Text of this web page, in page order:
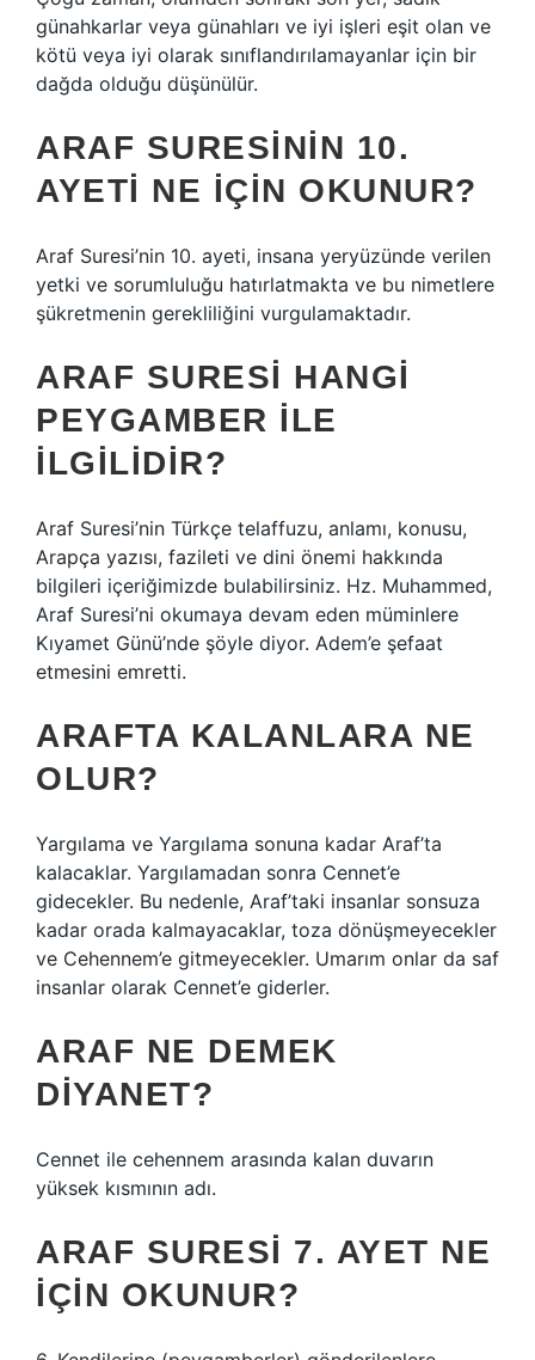
günahkarlar veya günahları ve iyi işleri eşit olan ve
kötü veya iyi olarak sınıflandırılamayanlar için bir
dağda olduğu düşünülür.
ARAF SURESININ 10.
AYETI NE IÇIN OKUNUR?
Araf Suresi’nin 10. ayeti, insana yeryüzünde verilen
yetki ve sorumluluğu hatırlatmakta ve bu nimetlere
şükretmenin gerekliliğini vurgulamaktadır.
ARAF SURESI HANGI
PEYGAMBER ILE
ILGILIDIR?
Araf Suresi’nin Türkçe telaffuzu, anlamı, konusu,
Arapça yazısı, fazileti ve dini önemi hakkında
bilgileri içeriğimizde bulabilirsiniz. Hz. Muhammed,
Araf Suresi’ni okumaya devam eden müminlere
Kıyamet Günü’nde şöyle diyor. Adem’e şefaat
etmesini emretti.
ARAFTA KALANLARA NE
OLUR?
Yargılama ve Yargılama sonuna kadar Araf’ta
kalacaklar. Yargılamadan sonra Cennet’e
gidecekler. Bu nedenle, Araf’taki insanlar sonsuza
kadar orada kalmayacaklar, toza dönüşmeyecekler
ve Cehennem’e gitmeyecekler. Umarım onlar da saf
insanlar olarak Cennet’e giderler.
ARAF NE DEMEK
DIYANET?
Cennet ile cehennem arasında kalan duvarın
yüksek kısmının adı.
ARAF SURESI 7. AYET NE
IÇIN OKUNUR?